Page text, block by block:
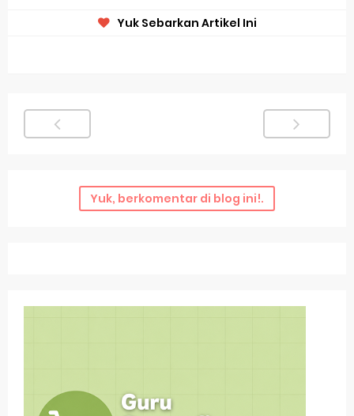
Yuk Sebarkan Artikel Ini
Yuk, berkomentar di blog ini!.